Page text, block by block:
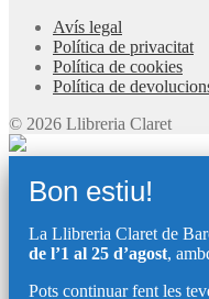
Avís legal
Política de privacitat
Política de cookies
Política de
© 2026 Llibreria Claret
Bon estiu!
La Llibreria Claret de
de l’1 al 25 d’agost,
Pots continuar fent les